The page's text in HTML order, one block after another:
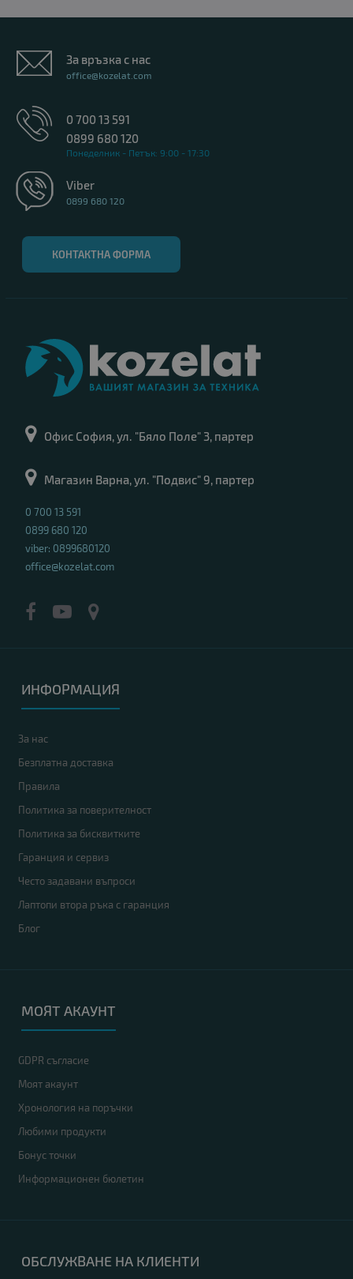
За връзка с нас
office@kozelat.com
0 700 13 591
0899 680 120
Понеделник - Петък: 9:00 - 17:30
Viber
0899 680 120
КОНТАКТНА ФОРМА
Офис София, ул. "Бяло Поле" 3, партер
Магазин Варна, ул. "Подвис" 9, партер
0 700 13 591
0899 680 120
viber: 0899680120
office@kozelat.com
ИНФОРМАЦИЯ
За нас
Безплатна доставка
Правила
Политика за поверителност
Политика за бисквитките
Гаранция и сервиз
Често задавани въпроси
Лаптопи втора ръка с гаранция
Блог
МОЯТ АКАУНТ
GDPR съгласие
Моят акаунт
Хронология на поръчки
Любими продукти
Бонус точки
Информационен бюлетин
ОБСЛУЖВАНЕ НА КЛИЕНТИ